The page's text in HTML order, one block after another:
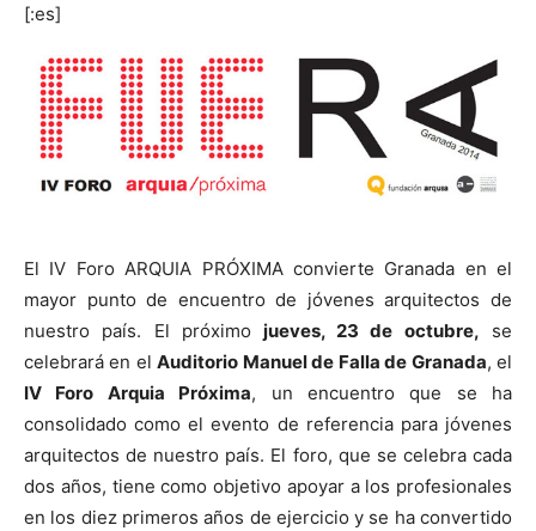
[:es]
El IV Foro ARQUIA PRÓXIMA convierte Granada en el
mayor punto de encuentro de jóvenes arquitectos de
nuestro país. El próximo jueves, 23 de octubre, se
celebrará en elAuditorio Manuel de Falla de Granada, el
IV Foro Arquia Próxima, un encuentro que se ha
consolidado como el evento de referencia para jóvenes
arquitectos de nuestro país. El foro, que se celebra cada
dos años, tiene como objetivo apoyar a los profesionales
en los diez primeros años de ejercicio y se ha convertido